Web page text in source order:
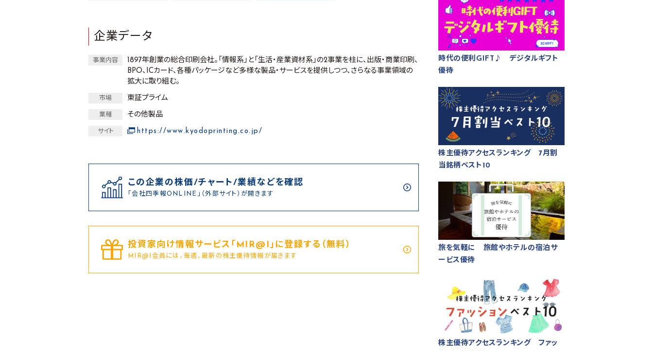
企業データ
事業内容
1897年創業の総合印刷会社。「情報系」と「生活・産業資材系」の2事業を柱に、出版・商業印刷、
BPO、ICカード、各種パッケージなど多様な製品・サービスを提供しつつ、さらなる事業領域の
拡大に取り組む。
市場 東証プライム
業種 その他製品
サイト https://www.kyodoprinting.co.jp/
この企業の株価/チャート/業績などを確認
「会社四季報ONLINE」（外部サイト）が開きます
投資家向け情報サービス｢MIR@I｣に登録する（無料）
MIR@I会員には、毎週、最新の株主優待情報が届きます
時代の便利GIFT♪ デジタルギフト
優待
株主優待アクセスランキング 7月割
当銘柄ベスト10
旅を気軽に 旅館やホテルの宿泊サ
ービス優待
株主優待アクセスランキング ファッ